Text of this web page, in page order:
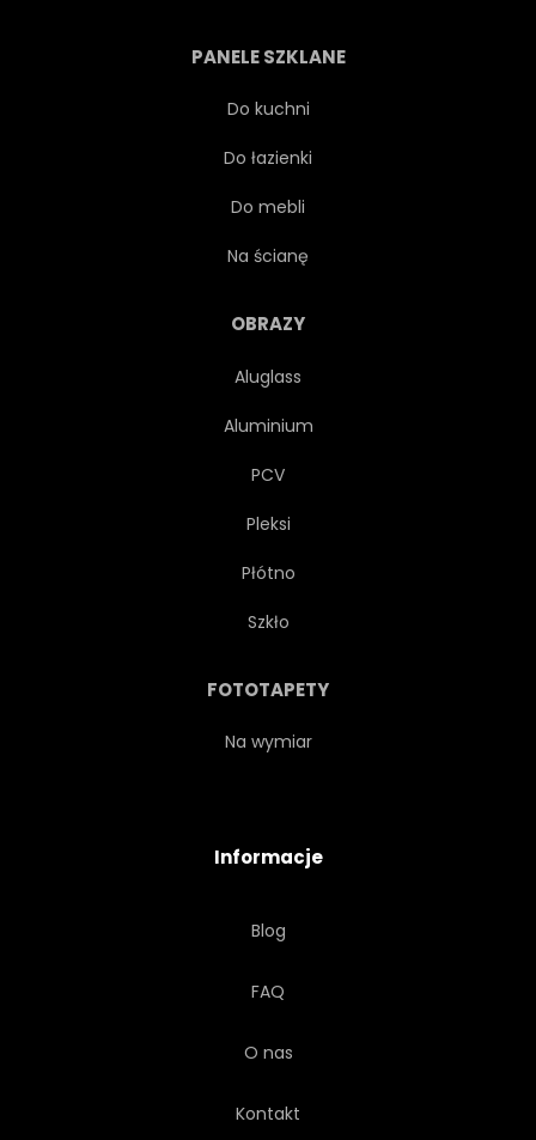
ELEMENTARNE
AUSSENAUFNAHME
MARZENIE
PANELE SZKLANE
Do kuchni
Do łazienki
Do mebli
Na ścianę
OBRAZY
Aluglass
Aluminium
PCV
Pleksi
Płótno
Szkło
FOTOTAPETY
Na wymiar
Informacje
Blog
FAQ
O nas
Kontakt